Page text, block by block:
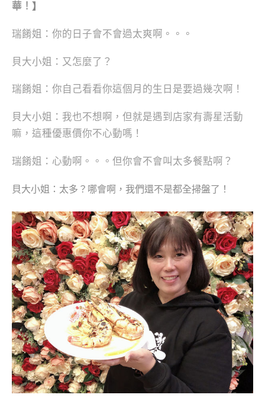
華！ 】
瑞餚姐：你的日子會不會過太爽啊。。。
貝大小姐：又怎麼了？
瑞餚姐：你自己看看你這個月的生日是要過幾次啊！
貝大小姐：我也不想啊，但就是遇到店家有壽星活動
嘛，這種優惠價你不心動嗎！
瑞餚姐：心動啊。。。但你會不會叫太多餐點啊？
貝大小姐：太多？哪會啊，我們還不是都全掃盤了！